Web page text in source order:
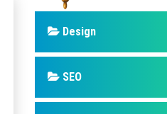
Quảng cáo Youtube
Dịch vụ quảng cáo Youtube
Design
SEO